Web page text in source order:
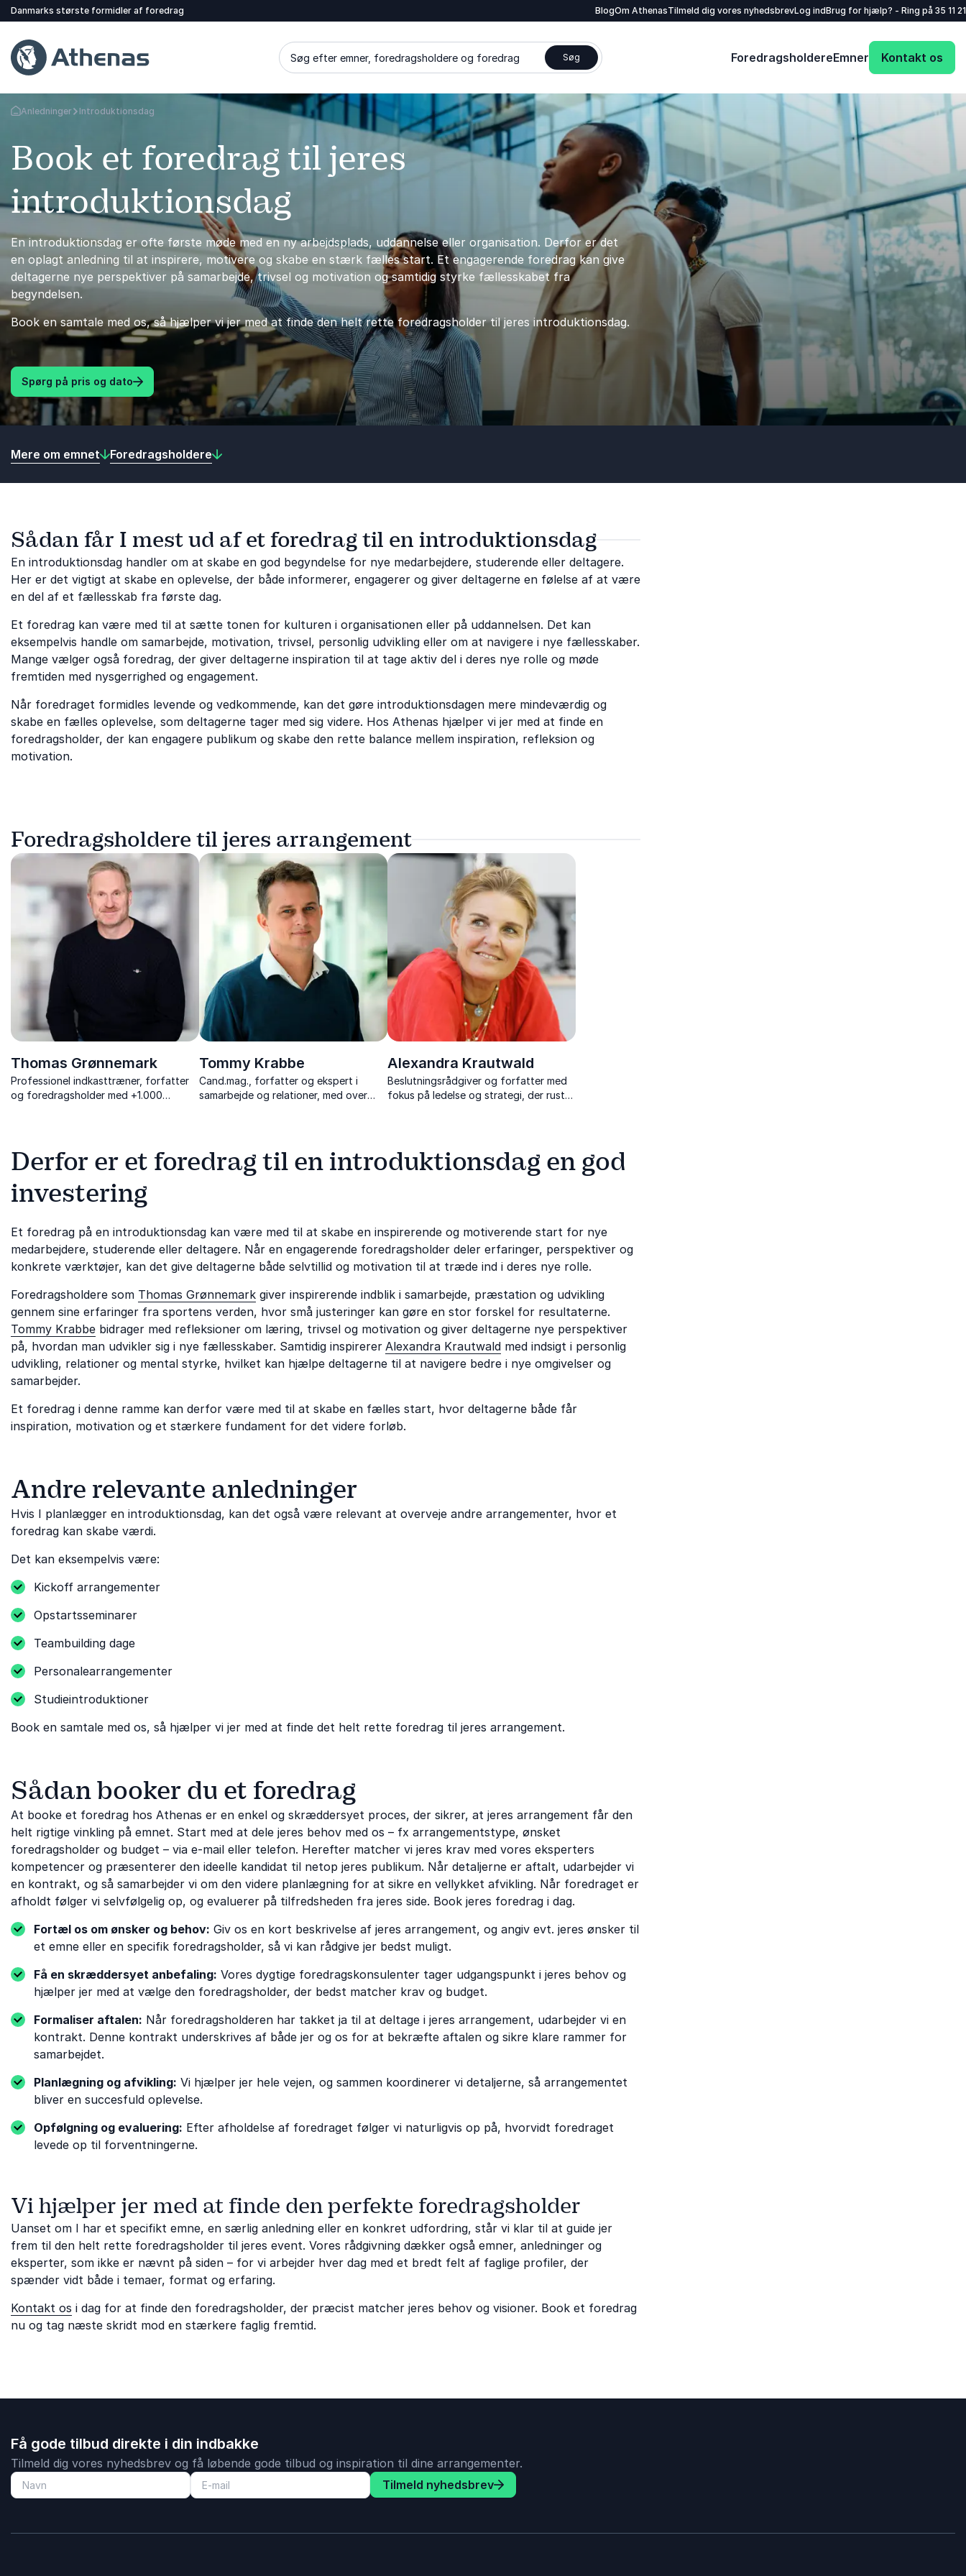
Danmarks største formidler af foredrag BlogOm AthenasTilmeld dig vores nyhedsbrevLog indBrug for hjælp? - Ring på 35 11
Søg efter emner, foredragsholdere og foredrag Søg ForedragsholdereEmner Kontakt os
Tilbage til forsiden
Anledninger Introduktionsdag
Book et foredrag til jeres
introduktionsdag
En introduktionsdag er ofte første møde med en ny arbejdsplads, uddannelse eller organisation. Derfor er det
en oplagt anledning til at inspirere, motivere og skabe en stærk fælles start. Et engagerende foredrag kan give
deltagerne nye perspektiver på samarbejde, trivsel og motivation og samtidig styrke fællesskabet fra
begyndelsen.
Book en samtale med os, så hjælper vi jer med at finde den helt rette foredragsholder til jeres introduktionsdag.
Spørg på pris og dato
Dit navn
E-mail*
Dit telefonnummer
Firma / Organisation
Evt. detaljer om dit arrangement
Mere om emnet Foredragsholdere
Sådan får I mest ud af et foredrag til en introduktionsdag
En introduktionsdag handler om at skabe en god begyndelse for nye medarbejdere, studerende eller deltagere.
Her er det vigtigt at skabe en oplevelse, der både informerer, engagerer og giver deltagerne en følelse af at være
en del af et fællesskab fra første dag.
Et foredrag kan være med til at sætte tonen for kulturen i organisationen eller på uddannelsen. Det kan
eksempelvis handle om samarbejde, motivation, trivsel, personlig udvikling eller om at navigere i nye fællesskaber.
Mange vælger også foredrag, der giver deltagerne inspiration til at tage aktiv del i deres nye rolle og møde
fremtiden med nysgerrighed og engagement.
Når foredraget formidles levende og vedkommende, kan det gøre introduktionsdagen mere mindeværdig og
skabe en fælles oplevelse, som deltagerne tager med sig videre. Hos Athenas hjælper vi jer med at finde en
foredragsholder, der kan engagere publikum og skabe den rette balance mellem inspiration, refleksion og
motivation.
Foredragsholdere til jeres arrangement
Thomas Grønnemark
Professionel indkasttræner, forfatter
og foredragsholder med +1.000
Tommy Krabbe
Cand.mag., forfatter og ekspert i
samarbejde og relationer, med over
Alexandra Krautwald
Beslutningsrådgiver og forfatter med
fokus på ledelse og strategi, der ruster
Derfor er et foredrag til en introduktionsdag en god
investering
Et foredrag på en introduktionsdag kan være med til at skabe en inspirerende og motiverende start for nye
medarbejdere, studerende eller deltagere. Når en engagerende foredragsholder deler erfaringer, perspektiver og
konkrete værktøjer, kan det give deltagerne både selvtillid og motivation til at træde ind i deres nye rolle.
Foredragsholdere som Thomas Grønnemark giver inspirerende indblik i samarbejde, præstation og udvikling
gennem sine erfaringer fra sportens verden, hvor små justeringer kan gøre en stor forskel for resultaterne.
Tommy Krabbe bidrager med refleksioner om læring, trivsel og motivation og giver deltagerne nye perspektiver
på, hvordan man udvikler sig i nye fællesskaber. Samtidig inspirerer Alexandra Krautwald med indsigt i personlig
udvikling, relationer og mental styrke, hvilket kan hjælpe deltagerne til at navigere bedre i nye omgivelser og
samarbejder.
Et foredrag i denne ramme kan derfor være med til at skabe en fælles start, hvor deltagerne både får
inspiration, motivation og et stærkere fundament for det videre forløb.
Andre relevante anledninger
Hvis I planlægger en introduktionsdag, kan det også være relevant at overveje andre arrangementer, hvor et
foredrag kan skabe værdi.
Det kan eksempelvis være:
Kickoff arrangementer
Opstartsseminarer
Teambuilding dage
Personalearrangementer
Studieintroduktioner
Book en samtale med os, så hjælper vi jer med at finde det helt rette foredrag til jeres arrangement.
Sådan booker du et foredrag
At booke et foredrag hos Athenas er en enkel og skræddersyet proces, der sikrer, at jeres arrangement får den
helt rigtige vinkling på emnet. Start med at dele jeres behov med os – fx arrangementstype, ønsket
foredragsholder og budget – via e-mail eller telefon. Herefter matcher vi jeres krav med vores eksperters
kompetencer og præsenterer den ideelle kandidat til netop jeres publikum. Når detaljerne er aftalt, udarbejder vi
en kontrakt, og så samarbejder vi om den videre planlægning for at sikre en vellykket afvikling. Når foredraget er
afholdt følger vi selvfølgelig op, og evaluerer på tilfredsheden fra jeres side. Book jeres foredrag i dag.
Fortæl os om ønsker og behov: Giv os en kort beskrivelse af jeres arrangement, og angiv evt. jeres ønsker til
et emne eller en specifik foredragsholder, så vi kan rådgive jer bedst muligt.
Få en skræddersyet anbefaling: Vores dygtige foredragskonsulenter tager udgangspunkt i jeres behov og
hjælper jer med at vælge den foredragsholder, der bedst matcher krav og budget.
Formaliser aftalen: Når foredragsholderen har takket ja til at deltage i jeres arrangement, udarbejder vi en
kontrakt. Denne kontrakt underskrives af både jer og os for at bekræfte aftalen og sikre klare rammer for
samarbejdet.
Planlægning og afvikling: Vi hjælper jer hele vejen, og sammen koordinerer vi detaljerne, så arrangementet
bliver en succesfuld oplevelse.
Opfølgning og evaluering: Efter afholdelse af foredraget følger vi naturligvis op på, hvorvidt foredraget
levede op til forventningerne.
Vi hjælper jer med at finde den perfekte foredragsholder
Uanset om I har et specifikt emne, en særlig anledning eller en konkret udfordring, står vi klar til at guide jer
frem til den helt rette foredragsholder til jeres event. Vores rådgivning dækker også emner, anledninger og
eksperter, som ikke er nævnt på siden – for vi arbejder hver dag med et bredt felt af faglige profiler, der
spænder vidt både i temaer, format og erfaring.
Kontakt os i dag for at finde den foredragsholder, der præcist matcher jeres behov og visioner. Book et foredrag
nu og tag næste skridt mod en stærkere faglig fremtid.
Få gode tilbud direkte i din indbakke
Tilmeld dig vores nyhedsbrev og få løbende gode tilbud og inspiration til dine arrangementer.
Tilmeld nyhedsbrev